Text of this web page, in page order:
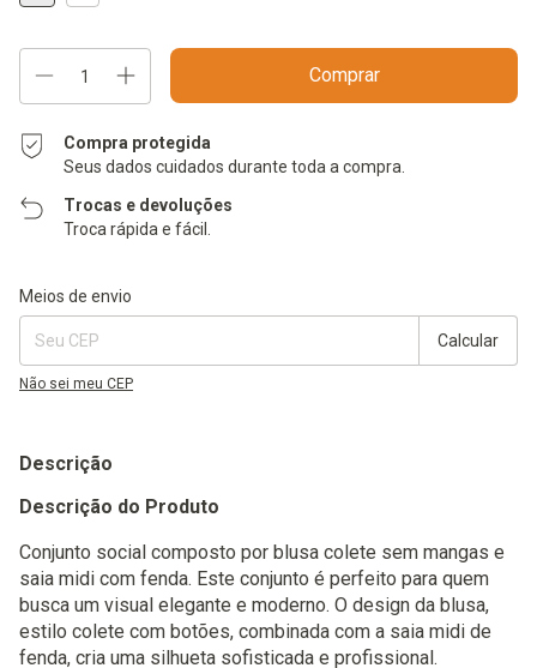
Compra protegida
Seus dados cuidados durante toda a compra.
Trocas e devoluções
Troca rápida e fácil.
Entregas para o CEP:
Meios de envio
Calcular
Não sei meu CEP
Descrição
Descrição do Produto
Conjunto social composto por blusa colete sem mangas e
saia midi com fenda. Este conjunto é perfeito para quem
busca um visual elegante e moderno. O design da blusa,
estilo colete com botões, combinada com a saia midi de
fenda, cria uma silhueta sofisticada e profissional.